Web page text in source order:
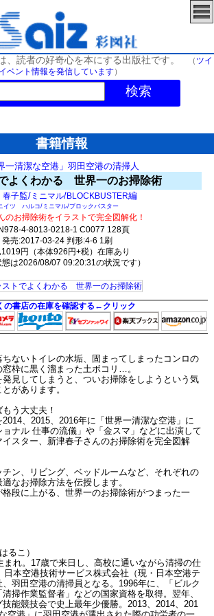
、読者の好奇心を本にする出版社です。 （ ツイ
ベント情報を発信しています）
検索
書籍情報
一清潔な空港」羽田空港の清掃人
よくわかる 世界一のお掃除術
子監/ ミニマル/BLOCKBUSTER編
イツ ハルコ/ミニマル/ブロックバスター
のお掃除術をイラストで完全図解化！
4-8013-0218-1 C0077 128頁
発売:2017-03-24 判形:4-6 1刷
円（本体926円+税）在庫あり
態は2026/08/07 09:20:31の状況です）
の書店の在庫を確認する←クリック
ないトイレの水垢、固まってしまったコンロの
枠に黒く溜まった土ボコリ…。
見してしまうと、ついお掃除をしようという気
があります。
う大丈夫！
、2015、2016年に「世界一清潔な空港」に
ナル 仕事の流儀」や「金スマ」などに出演して
スター、新津春子さんのお掃除術を完全図解
チン、リビング、ベッドルームなど、それぞれの
なお掃除方法を伝授します。
段に上がる、世界一のお掃除術がつまった一
るこ）
まれ。17歳で来日し、高校に通いながら清掃の仕
日本空港技術サービス株式会社（現・日本空港テ
羽田空港の清掃員となる。1996年に、「ビルク
掃作業監督者」などの国家資格を取得。翌年、
能競技会で史上最年少優勝。2013、2014、201